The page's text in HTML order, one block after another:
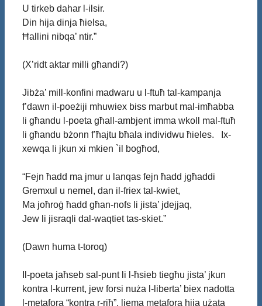
U tirkeb dahar l-ilsir.
Din hija dinja ħielsa,
Ħallini nibqa’ ntir.”
(X’ridt aktar milli għandi?)
Jibża’ mill-konfini madwaru u l-ftuħ tal-kampanja
f’dawn il-poeżiji mhuwiex biss marbut mal-imħabba
li għandu l-poeta għall-ambjent imma wkoll mal-ftuħ
li għandu bżonn f’ħajtu bħala individwu ħieles. Ix-
xewqa li jkun xi mkien `il bogħod,
“Fejn ħadd ma jmur u lanqas fejn ħadd jgħaddi
Gremxul u nemel, dan il-friex tal-kwiet,
Ma joħroġ ħadd għan-nofs li jista’ jdejjaq,
Jew li jisraqli dal-waqtiet tas-skiet.”
(Dawn huma t-toroq)
Il-poeta jaħseb sal-punt li l-ħsieb tiegħu jista’ jkun
kontra l-kurrent, jew forsi nuża l-liberta’ biex nadotta
l-metafora “kontra r-riħ”, liema metafora hija użata